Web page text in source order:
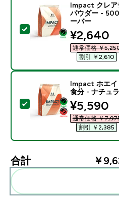
この商品を選択 -
Impact クレア
パウダー -
ーバー
¥2,640‎
通常価格 ￥
割引 ￥2,610‎
この商品を選択 -
Impact ホエイ
食分 - ナチュ
¥5,590‎
通常価格 ￥
割引 ￥2,385‎
合計 ￥